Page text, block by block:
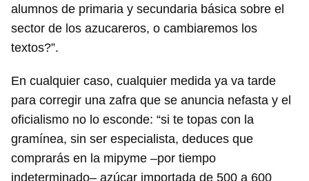
alumnos de primaria y secundaria básica sobre el
sector de los azucareros, o cambiaremos los
textos?”.
En cualquier caso, cualquier medida ya va tarde
para corregir una zafra que se anuncia nefasta y el
oficialismo no lo esconde: “si te topas con la
gramínea, sin ser especialista, deduces que
comprarás en la mipyme –por tiempo
indeterminado– azúcar importada de 500 a 600